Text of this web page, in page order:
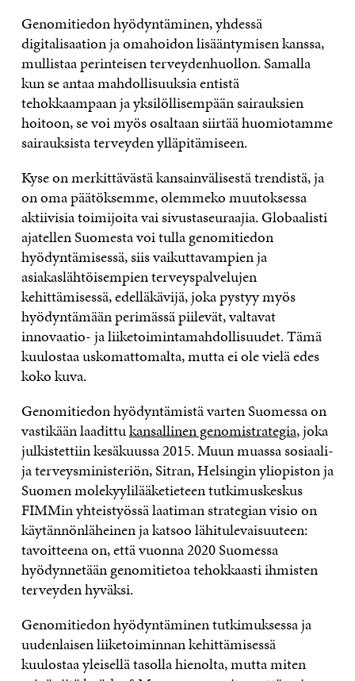
Genomitiedon hyödyntäminen, yhdessä
digitalisaation ja omahoidon lisääntymisen kanssa,
mullistaa perinteisen terveydenhuollon. Samalla
kun se antaa mahdollisuuksia entistä
tehokkaampaan ja yksilöllisempään sairauksien
hoitoon, se voi myös osaltaan siirtää huomiotamme
sairauksista terveyden ylläpitämiseen.
Kyse on merkittävästä kansainvälisestä trendistä, ja
on oma päätöksemme, olemmeko muutoksessa
aktiivisia toimijoita vai sivustaseuraajia. Globaalisti
ajatellen Suomesta voi tulla genomitiedon
hyödyntämisessä, siis vaikuttavampien ja
asiakaslähtöisempien terveyspalvelujen
kehittämisessä, edelläkävijä, joka pystyy myös
hyödyntämään perimässä piilevät, valtavat
innovaatio- ja liiketoimintamahdollisuudet. Tämä
kuulostaa uskomattomalta, mutta ei ole vielä edes
koko kuva.
Genomitiedon hyödyntämistä varten Suomessa on
vastikään laadittukansallinen genomistrategia, joka
julkistettiin kesäkuussa 2015. Muun muassa sosiaali-
ja terveysministeriön, Sitran, Helsingin yliopiston ja
Suomen molekyylilääketieteen tutkimuskeskus
FIMMin yhteistyössä laatiman strategian visio on
käytännönläheinen ja katsoo lähitulevaisuuteen:
tavoitteena on, että vuonna 2020 Suomessa
hyödynnetään genomitietoa tehokkaasti ihmisten
terveyden hyväksi.
Genomitiedon hyödyntäminen tutkimuksessa ja
uudenlaisen liiketoiminnan kehittämisessä
kuulostaa yleisellä tasolla hienolta, mutta miten